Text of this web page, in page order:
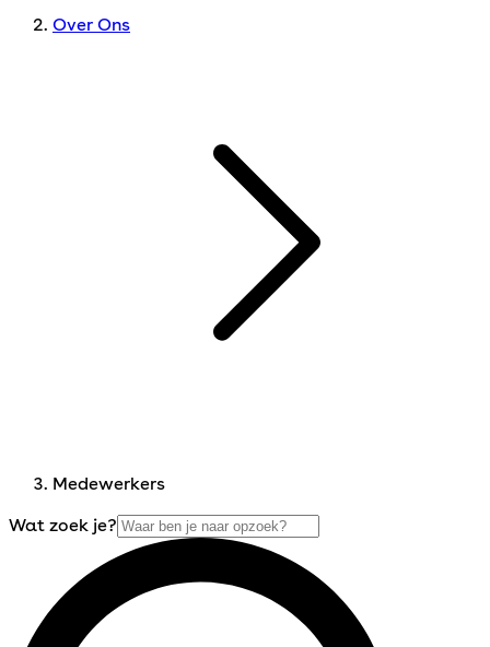
Over Ons
Medewerkers
Wat zoek je?